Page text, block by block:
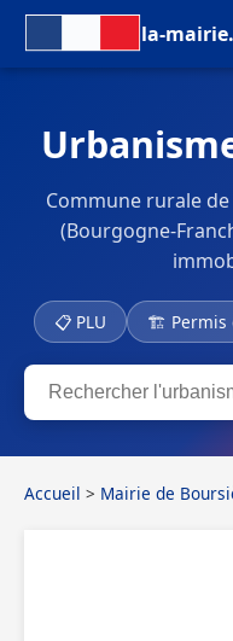
la-
Commune rurale
(Bourgogne-
📋 PLU 🏗 Permis
Accueil > Mairie de